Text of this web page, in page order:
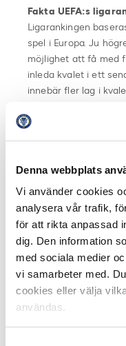
Denna webbplats
Vi använder cookies
analysera vår trafik,
för att rikta anpassad
dig. Den information
med sociala medier
vi samarbeter med.
cookies eller välja
användas.
Fakta UEFA:s
Ligarankingen
spel i Europa. Ju
möjlighet att få med
inleda kvalet i ett
innebär fler lag i
UEFA:s ligaranking
19. Kroatien 26.525
21. Sverige 25.125
22. Serbien 25.100
23. Ukraina 23.400
Sveriges poäng de
grund för totalen:
2020/2021: 2.500
2021/2022: 5.125
League)
2022/2023: 6.250
gruppspel –